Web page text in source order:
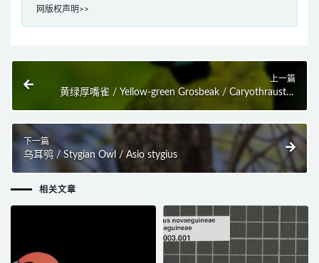
网版权声明>>
上一篇
黄绿厚嘴雀 / Yellow-green Grosbeak / Caryothraustes
下一篇
乌耳鸮 / Stygian Owl / Asio stygius
相关文章